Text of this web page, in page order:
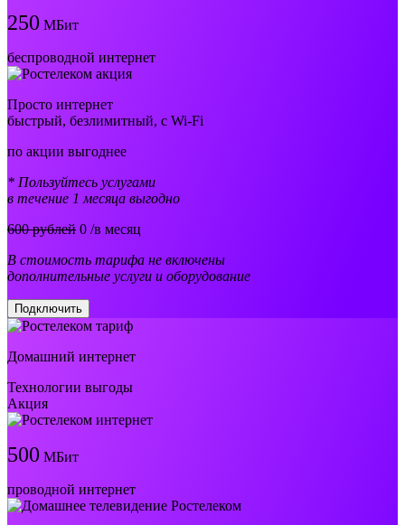
250 МБит
беспроводной интернет
Просто интернет
быстрый, безлимитный, с Wi-Fi
по акции выгоднее
* Пользуйтесь услугами
в течение 1 месяца выгодно
600 рублей 0 /в месяц
В стоимость тарифа не включены
дополнительные услуги и оборудование
Подключить
Домашний интернет
Технологии выгоды
Акция
500 МБит
проводной интернет